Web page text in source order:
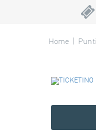
Home